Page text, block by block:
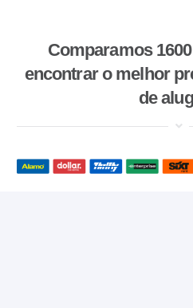
Comparamos
encontrar o melhor
de